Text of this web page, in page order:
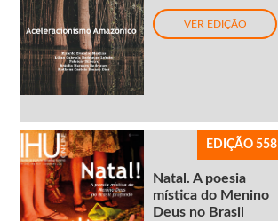
VER EDIÇÃO
EDIÇÃO 558
Natal. A poesia
mística do Menino
Deus no Brasil